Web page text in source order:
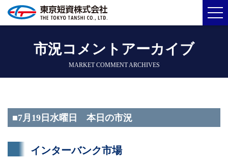
市況コメントアーカイブ
MARKET COMMENT ARCHIVES
■7月19日水曜日 本日の市況
インターバンク市場